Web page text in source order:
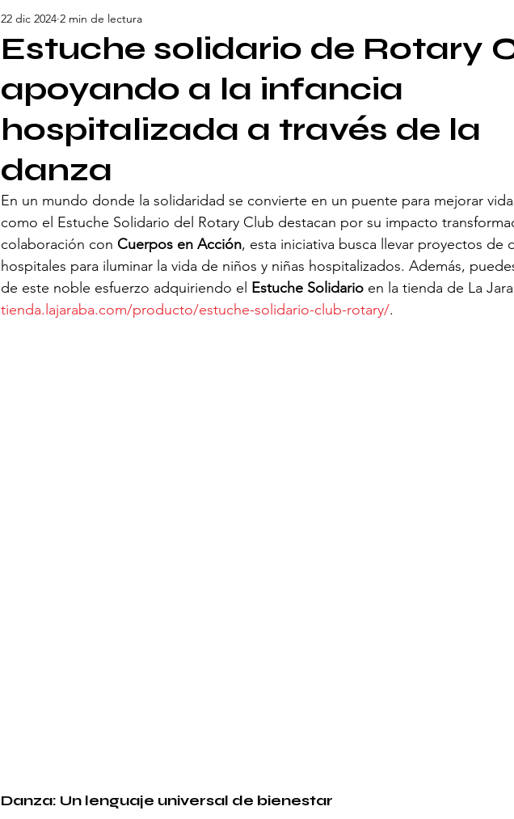
Estuche solidario de Rotary
apoyando a la infancia
hospitalizada a través de la
danza
22 dic 2024 2 min de lectura
En un mundo donde la solidaridad se convierte en un puente para mejorar
como el Estuche Solidario del Rotary Club destacan por su impacto
colaboración con Cuerpos en Acción, esta iniciativa busca llevar proyectos de
hospitales para iluminar la vida de niños y niñas hospitalizados. Además,
de este noble esfuerzo adquiriendo el Estuche Solidario en la tienda de La
tienda.lajaraba.com/producto/estuche-solidario-club-rotary/.
Danza: Un lenguaje universal de bienestar